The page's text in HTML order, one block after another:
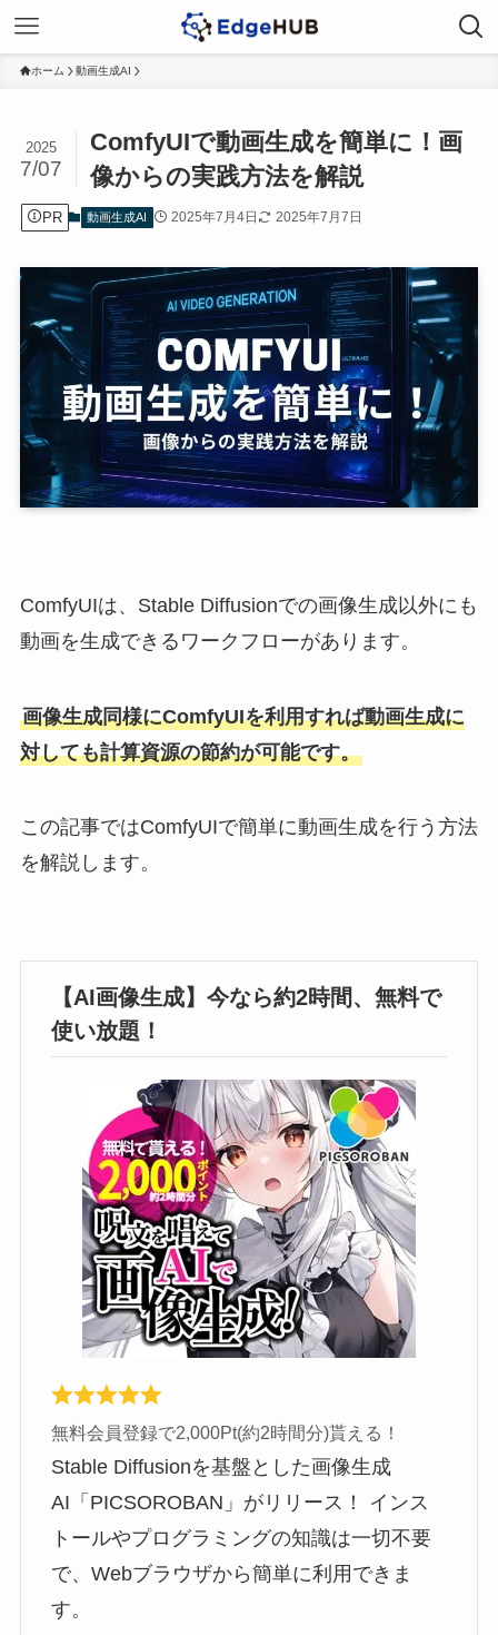
ホーム 動画生成AI
ComfyUIで動画生成を簡単に！画
像からの実践方法を解説
2025
7/07
PR 動画生成AI 2025年7月4日 2025年7月7日
ComfyUIは、Stable Diffusionでの画像生成以外にも
動画を生成できるワークフローがあります。
画像生成同様にComfyUIを利用すれば動画生成に
対しても計算資源の節約が可能です。
この記事ではComfyUIで簡単に動画生成を行う方法
を解説します。
【AI画像生成】今なら約2時間、無料で
使い放題！
無料会員登録で2,000Pt(約2時間分)貰える！
Stable Diffusionを基盤とした画像生成
AI「PICSOROBAN」がリリース！ インス
トールやプログラミングの知識は一切不要
で、Webブラウザから簡単に利用できま
す。